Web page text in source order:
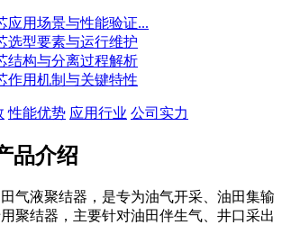
应用场景与性能验证...
选型要素与运行维护
结构与分离过程解析
作用机制与关键特性
性能优势 应用行业 公司实力
品介绍
气液聚结器，是专为油气开采、油田集输
聚结器，主要针对油田伴生气、井口采出